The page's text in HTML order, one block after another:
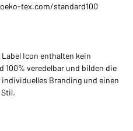
tex.com/standard100
Icon enthalten kein
100% veredelbar und bilden die
Branding und einen